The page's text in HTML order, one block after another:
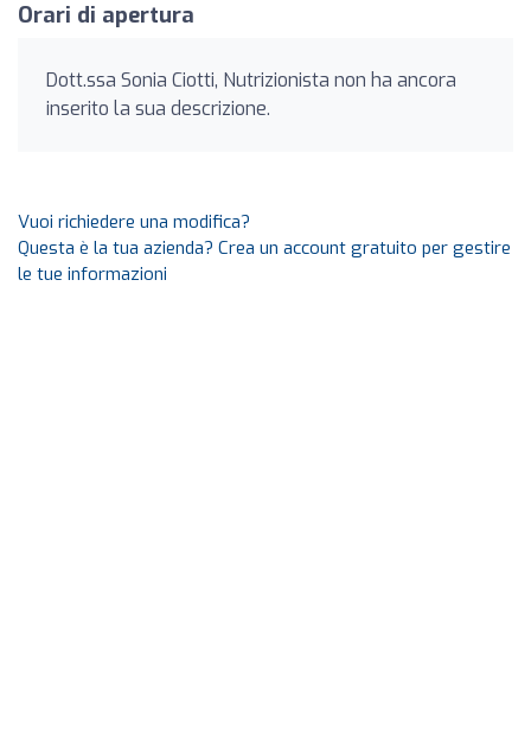
Orari di apertura
Dott.ssa Sonia Ciotti, Nutrizionista non ha ancora
inserito la sua descrizione.
Vuoi richiedere una modifica?
Questa è la tua azienda? Crea un account gratuito per gestire
le tue informazioni